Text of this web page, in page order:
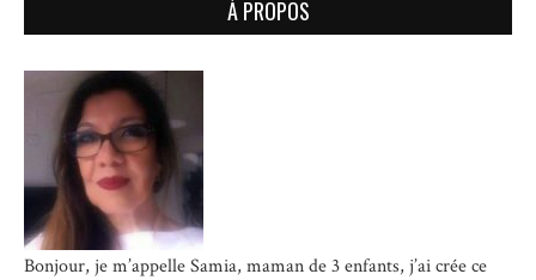
À PROPOS
Bonjour, je m’appelle Samia, maman de 3 enfants, j’ai crée ce